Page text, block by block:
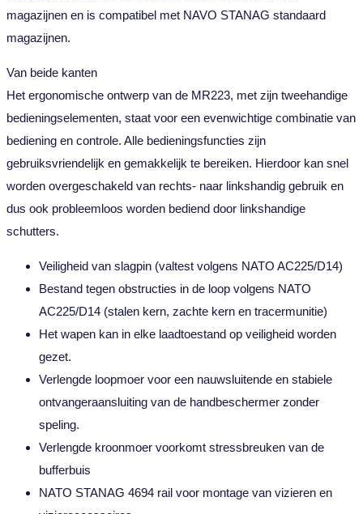
magazijnen en is compatibel met NAVO STANAG standaard
magazijnen.
Van beide kanten
Het ergonomische ontwerp van de MR223, met zijn tweehandige
bedieningselementen, staat voor een evenwichtige combinatie van
bediening en controle. Alle bedieningsfuncties zijn
gebruiksvriendelijk en gemakkelijk te bereiken. Hierdoor kan snel
worden overgeschakeld van rechts- naar linkshandig gebruik en
dus ook probleemloos worden bediend door linkshandige
schutters.
Veiligheid van slagpin (valtest volgens NATO AC225/D14)
Bestand tegen obstructies in de loop volgens NATO
AC225/D14 (stalen kern, zachte kern en tracermunitie)
Het wapen kan in elke laadtoestand op veiligheid worden
gezet.
Verlengde loopmoer voor een nauwsluitende en stabiele
ontvangeraansluiting van de handbeschermer zonder
speling.
Verlengde kroonmoer voorkomt stressbreuken van de
bufferbuis
NATO STANAG 4694 rail voor montage van vizieren en